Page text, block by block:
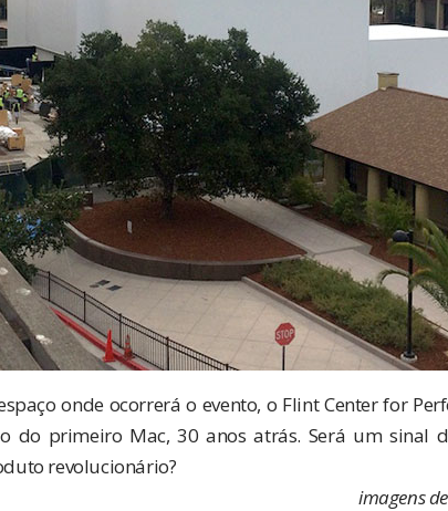
onde ocorrerá o evento, o Flint Center for
do primeiro Mac, 30 anos atrás. Será um sinal
revolucionário?
imagens de